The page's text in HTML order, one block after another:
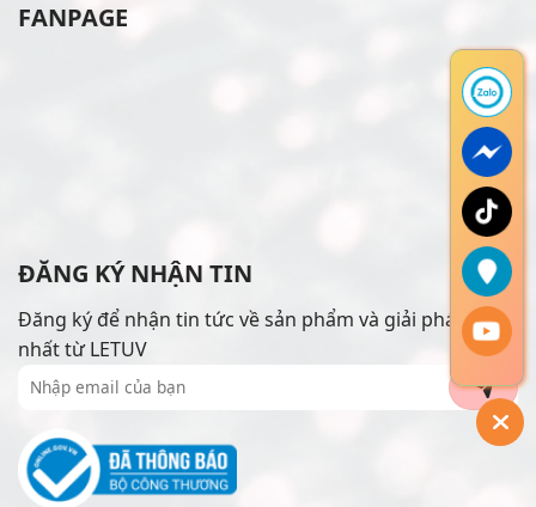
FANPAGE
ĐĂNG KÝ NHẬN TIN
Đăng ký để nhận tin tức về sản phẩm và giải pháp mới
nhất từ LETUV